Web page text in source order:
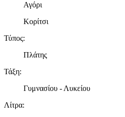
Αγόρι
Κορίτσι
Τύπος:
Πλάτης
Τάξη:
Γυμνασίου - Λυκείου
Λίτρα: